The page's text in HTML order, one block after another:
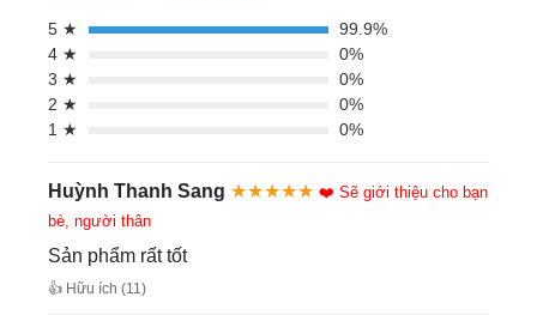
5 ★
99.9%
4 ★
0%
3 ★
0%
2 ★
0%
1 ★
0%
Huỳnh Thanh Sang ★★★★★ ❤️ Sẽ giới thiệu cho bạn
bè, người thân
Sản phẩm rất tốt
👍 Hữu ích (11)